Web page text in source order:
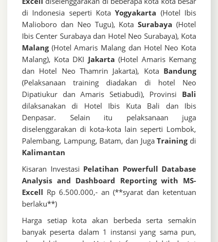
di Indonesia seperti KotaYogyakarta (Hotel Ibis
Malioboro dan Neo Tugu), KotaSurabaya (Hotel
Ibis Center Surabaya dan Hotel Neo Surabaya), Kota
Malang(Hotel Amaris Malang dan Hotel Neo Kota
Malang), Kota DKI Jakarta (Hotel Amaris Kemang
dan Hotel Neo Thamrin Jakarta), Kota Bandung
(Pelaksanaan training diadakan di hotel Neo
Dipatiukur dan Amaris Setiabudi), Provinsi Bali
dilaksanakan di Hotel Ibis Kuta Bali dan Ibis
Denpasar. Selain itu pelaksanaan juga
diselenggarakan di kota-kota lain seperti Lombok,
Palembang, Lampung, Batam, dan JugaTrainingdi
Kalimantan
Kisaran Investasi Pelatihan Powerfull Database
Analysis and Dashboard Reporting with MS-
Excell Rp 6.500.000,- an (**syarat dan ketentuan
berlaku**)
Harga setiap kota akan berbeda serta semakin
banyak peserta dalam 1 instansi yang sama pun,